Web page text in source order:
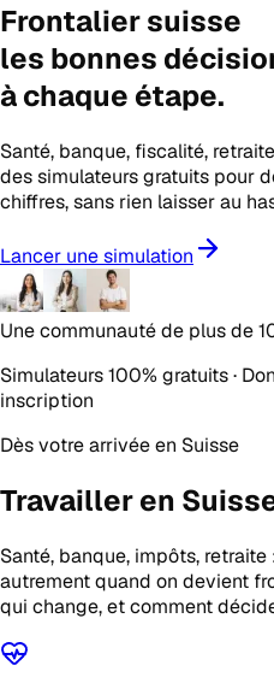
Frontalier suisse
les bonnes
à chaque étape.
Santé, banque, fiscalité,
des simulateurs gratuits pour
chiffres, sans rien laisser au
Lancer une simulation
Une communauté de plus de
Simulateurs 100% gratuits ·
inscription
Dès votre arrivée en Suisse
Travailler en
Santé, banque, impôts,
autrement quand on devient
qui change, et comment